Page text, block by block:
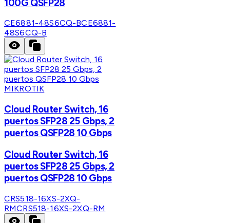
100G QSFP28
CE6881-48S6CQ-BCE6881-
48S6CQ-B
MIKROTIK
Cloud Router Switch, 16
puertos SFP28 25 Gbps, 2
puertos QSFP28 10 Gbps
Cloud Router Switch, 16
puertos SFP28 25 Gbps, 2
puertos QSFP28 10 Gbps
CRS518-16XS-2XQ-
RMCRS518-16XS-2XQ-RM